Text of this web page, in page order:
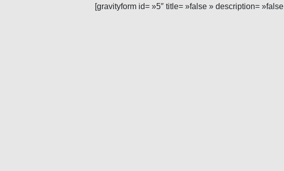
[gravityform id= »5″ title= »false » description=